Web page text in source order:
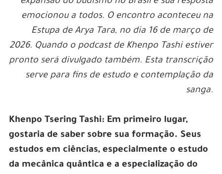
emocionou a todos. O encontro aconteceu na
Estupa de Arya Tara, no dia 16 de março de
2026. Quando o podcast de Khenpo Tashi estiver
pronto será divulgado também. Esta transcrição
serve para fins de estudo e contemplação da
sanga.
Khenpo Tsering Tashi: Em primeiro lugar,
gostaria de saber sobre sua formação. Seus
estudos em ciências, especialmente o estudo
da mecânica quântica e a especialização do